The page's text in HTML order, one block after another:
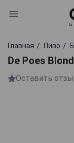
Главная Пиво
De Poes
Оставить